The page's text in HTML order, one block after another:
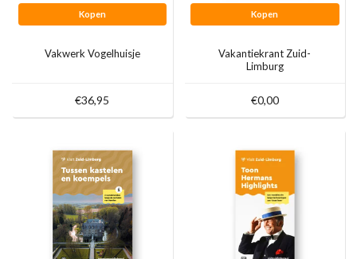
Kopen
Vakwerk Vogelhuisje
€36,95
Kopen
Vakantiekrant Zuid-
Limburg
€0,00